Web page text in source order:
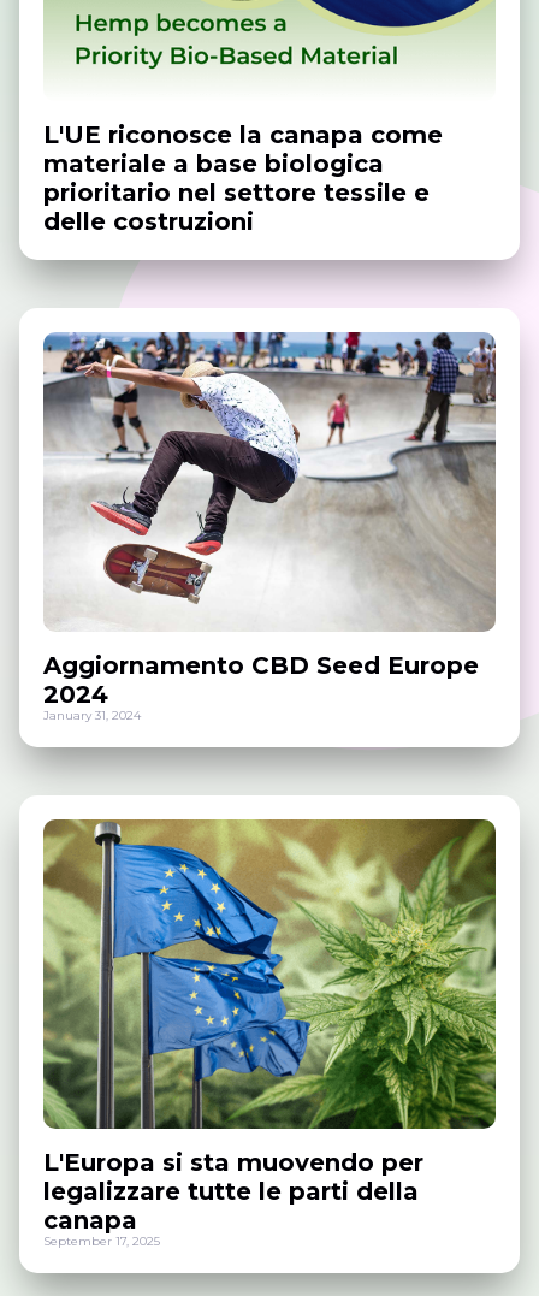
L'UE riconosce la canapa come
materiale a base biologica
prioritario nel settore tessile e
delle costruzioni
Aggiornamento CBD Seed Europe
2024
January 31, 2024
L'Europa si sta muovendo per
legalizzare tutte le parti della
canapa
September 17, 2025